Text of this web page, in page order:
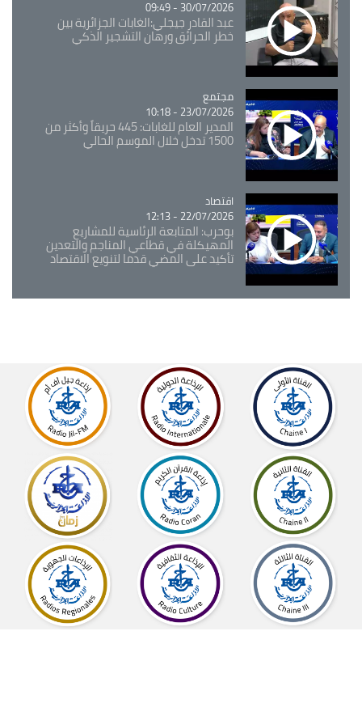
30/07/2026 - 09:49
عبد القادر جيجلي:الغابات الجزائرية بين
خطر الحرائق ورهان التشجير الذكي
Catégorie
مجتمع
23/07/2026 - 10:18
المدير العام للغابات: 445 حريقاً وأكثر من
1500 تدخل خلال الموسم الحالي
Catégorie
اقتصاد
22/07/2026 - 12:13
بوحرب: المتابعة الرئاسية للمشاريع
المهيكلة في قطاعي المناجم والتعدين
تأكيد على المضي قدما لتنويع الاقتصاد